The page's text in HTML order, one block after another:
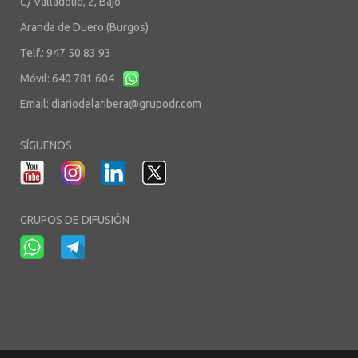
Aranda de Duero (Burgos)
Telf.: 947 50 83 93
Móvil: 640 781 604
Email: diariodelaribera@grupodr.com
SÍGUENOS
GRUPOS DE DIFUSIÓN